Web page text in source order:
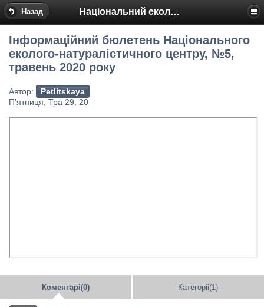
Назад Національний еколого-натуралістичний центр
Інформаційний бюлетень Національного
еколого-натуралістичного центру, №5,
травень 2020 року
Автор:
Petlitskaya
П’ятниця, Тра 29, 20
Коментарі(0) Категоріі(1)